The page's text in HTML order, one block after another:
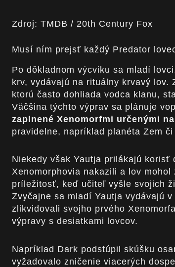
Zdroj: TMDB / 20th Century Fox
Musí ním prejsť každý Predator
Po dôkladnom výcviku sa mladí
krv, vydávajú na rituálny krvavý lov.
ktorú často dohliada vodca klanu,
Väčšina týchto výprav sa plánuje
zaplnené Xenomorfmi určenými
pravidelne, napríklad planéta Zem či
Niekedy však Yautja prilákajú korisť
Xenomorphovia nakazili a lov
príležitosť, keď učiteľ vyšle svojich
Zvyčajne sa mladí Yautja vydávajú v
zlikvidovali svojho prvého
výpravy s desiatkami lovcov.
Napríklad Dark podstúpil skúšku
vyžadovalo zničenie viacerých